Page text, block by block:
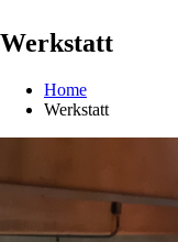
Werkstatt
Home
Werkstatt